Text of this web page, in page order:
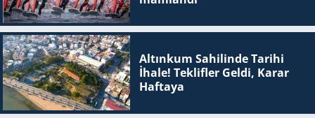
Altınkum Sahilinde Tarihi
İhale! Teklifler Geldi, Karar
Haftaya